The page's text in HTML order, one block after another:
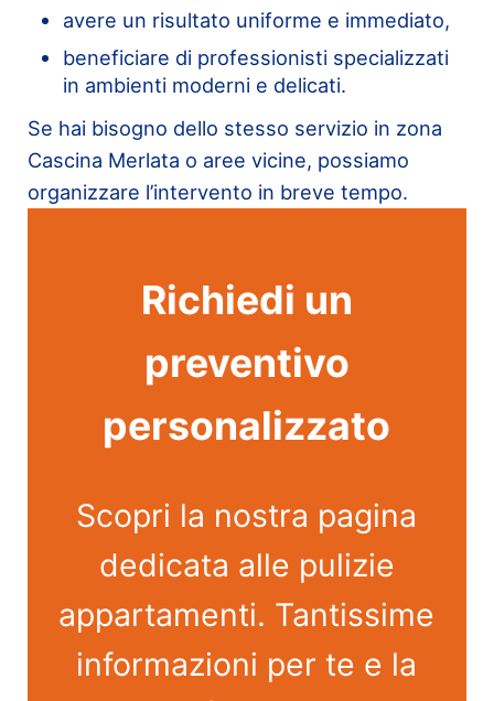
avere un risultato uniforme e immediato,
beneficiare di professionisti specializzati
in ambienti moderni e delicati.
Se hai bisogno dello stesso servizio in zona
Cascina Merlata o aree vicine, possiamo
organizzare l’intervento in breve tempo.
Richiedi un
preventivo
personalizzato
Scopri la nostra pagina
dedicata alle pulizie
appartamenti. Tantissime
informazioni per te e la